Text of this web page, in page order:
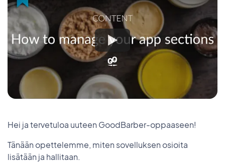
Hei ja tervetuloa uuteen GoodBarber-oppaaseen!
Tänään opettelemme, miten sovelluksen osioita
lisätään ja hallitaan.